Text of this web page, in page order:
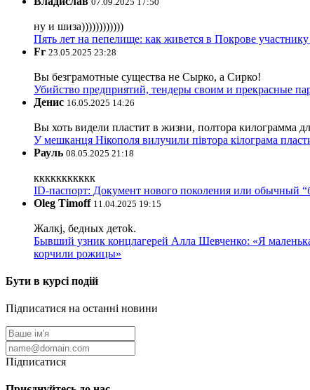
ну и шиза))))))))))))
Пять лет на пепелище: как живется в Покрове
Fr 23.05.2025 23:28
Вы безграмотные существа не Сырко, а Сирко!
Убийство предприятий, тендеры своим и прекрасные
Денис 16.05.2025 14:26
Вы хоть видели пластит в жизни, полтора килограмма
У мешканця Нікополя вилучили півтора кілограма
Рауль 08.05.2025 21:18
ккккккккккк
ID-паспорт: Документ нового поколения или обычный
Oleg Timoff 11.04.2025 19:15
Жалкj, бедных детok.
Бывший узник концлагерей Алла Шевченко: «Я
корчили рожицы»
Бути в курсі подій
Підписатися на останні новини
Підписатися